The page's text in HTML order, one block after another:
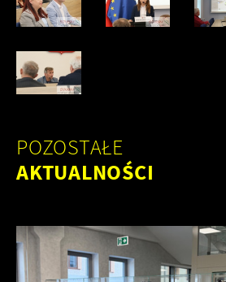
POZOSTAŁE
AKTUALNOŚCI